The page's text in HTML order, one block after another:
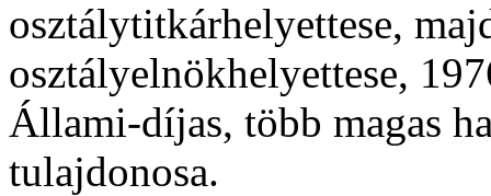
osztálytitkárhelyettese,
osztályelnökhelyettese,
Állami-díjas, több magas
tulajdonosa.